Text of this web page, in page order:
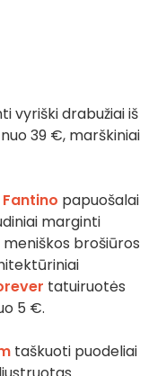
vyriški drabužiai iš
39 €, marškiniai
papuošalai
marginti
meniškos brošiūros
tatuiruotės
5 €.
taškuoti puodeliai